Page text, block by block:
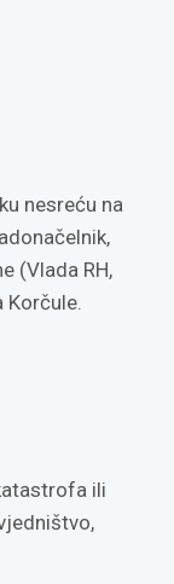
nesreću na
(Vlada RH,
Korčule.
ili